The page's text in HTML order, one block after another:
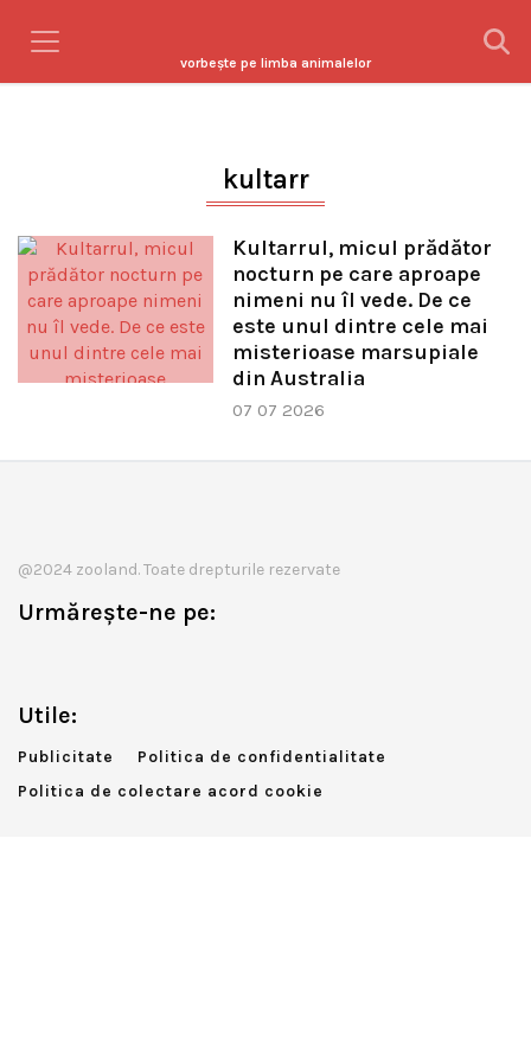
vorbeşte pe limba animalelor
kultarr
Kultarrul, micul prădător
nocturn pe care aproape
nimeni nu îl vede. De ce
este unul dintre cele mai
misterioase marsupiale
din Australia
07 07 2026
@2024 zooland. Toate drepturile rezervate
Urmărește-ne pe:
Utile:
Publicitate
Politica de confidentialitate
Politica de colectare acord cookie